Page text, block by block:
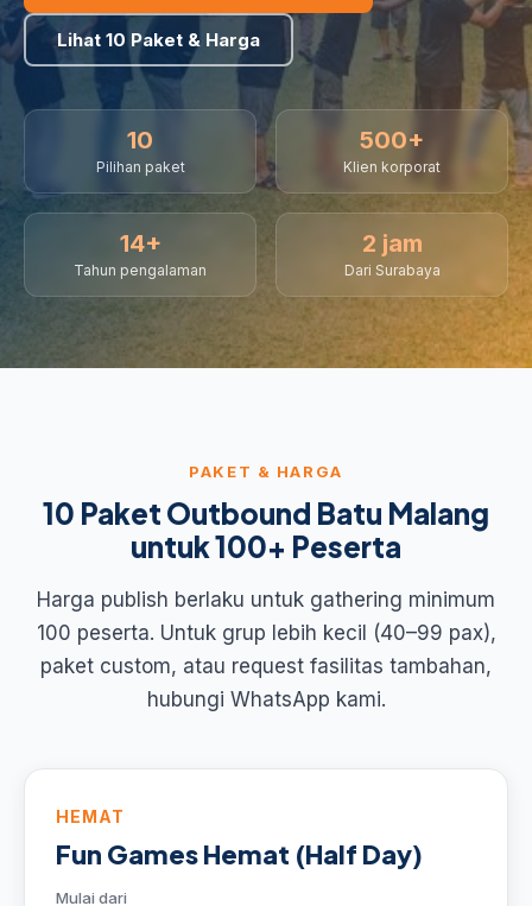
Lihat 10 Paket & Harga
10
Pilihan paket
500+
Klien korporat
14+
Tahun pengalaman
2 jam
Dari Surabaya
PAKET & HARGA
10 Paket Outbound Batu Malang
untuk 100+ Peserta
Harga publish berlaku untuk gathering minimum
100 peserta. Untuk grup lebih kecil (40–99 pax),
paket custom, atau request fasilitas tambahan,
hubungi WhatsApp kami.
HEMAT
Fun Games Hemat (Half Day)
Mulai dari